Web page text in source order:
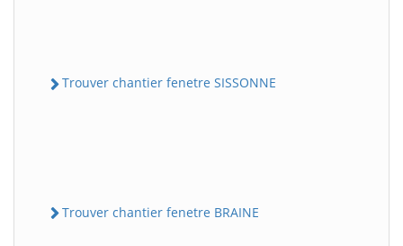
Trouver chantier fenetre SISSONNE
Trouver chantier fenetre BRAINE